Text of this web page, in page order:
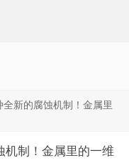
全新的腐蚀机制！金属里
机制！金属里的一维